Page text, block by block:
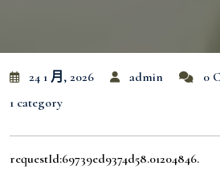
24 1 月, 2026 admin
0
1 category
requestId:69739ed9374d58.01204846.